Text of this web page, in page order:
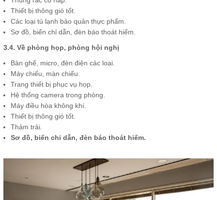
Thiết bị thông gió tốt.
Các loại tủ lạnh bảo quản thực phẩm.
Sơ đồ, biển chỉ dẫn, đèn báo thoát hiểm.
3.4. Về phòng họp, phòng hội nghị
Bàn ghế, micro, đèn điện các loại.
Máy chiếu, màn chiếu.
Trang thiết bị phục vụ họp.
Hệ thống camera trong phòng.
Máy điều hòa không khí.
Thiết bị thông gió tốt.
Thảm trải.
Sơ đồ, biển chỉ dẫn, đèn báo thoát hiểm.